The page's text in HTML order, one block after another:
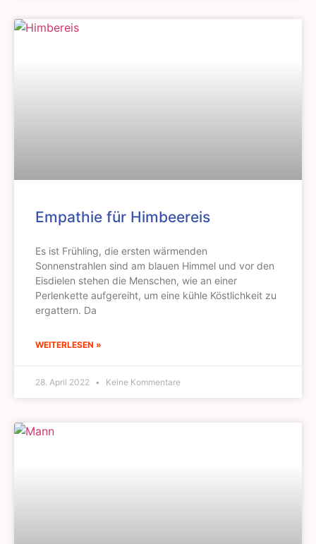
Empathie für Himbeereis
Es ist Frühling, die ersten wärmenden
Sonnenstrahlen sind am blauen Himmel und vor den
Eisdielen stehen die Menschen, wie an einer
Perlenkette aufgereiht, um eine kühle Köstlichkeit zu
ergattern. Da
WEITERLESEN »
28. April 2022 Keine Kommentare